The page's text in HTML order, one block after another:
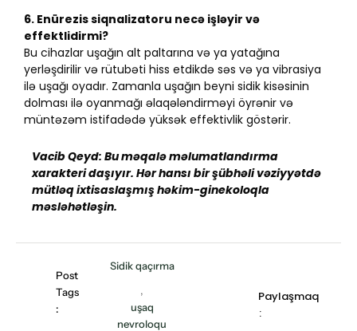
6. Enürezis siqnalizatoru necə işləyir və
effektlidirmi?
Bu cihazlar uşağın alt paltarına və ya yatağına
yerləşdirilir və rütubəti hiss etdikdə səs və ya vibrasiya
ilə uşağı oyadır. Zamanla uşağın beyni sidik kisəsinin
dolması ilə oyanmağı əlaqələndirməyi öyrənir və
müntəzəm istifadədə yüksək effektivlik göstərir.
Vacib Qeyd: Bu məqalə məlumatlandırma
xarakteri daşıyır. Hər hansı bir şübhəli vəziyyətdə
mütləq ixtisaslaşmış həkim-ginekoloqla
məsləhətləşin.
Post
Tags
:
Sidik qaçırma
,
uşaq
nevroloqu
Paylaşmaq
: